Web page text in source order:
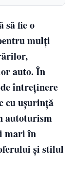
să fie o
mulți
auto. În
întreținere
cu ușurință
autoturism
mari în
și stilul